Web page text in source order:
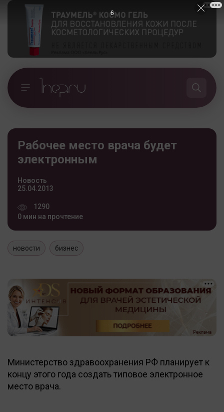
Рабочее место врача будет
электронным
Новость
25.04.2013
1290
0 мин на прочтение
новости бизнес
Министерство здравоохранения РФ планирует к
концу этого года создать типовое электронное
место врача.
5